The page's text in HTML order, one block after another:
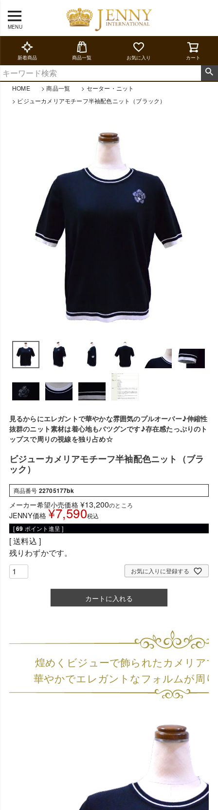
MENU
新着商品 商品一覧 お気に入り カート
HOME 商品一覧
セーター・ニット
ビジューカメリアモチーフ半袖配色ニット（ブラック）
見るからにエレガントで華やかな雰囲気のプルオーバー♪伸縮性
抜群のニット素材は着心地もバツグンです♪存在感たっぷりのト
ップスで周りの視線を独り占め☆
ビジューカメリアモチーフ半袖配色ニット（ブラ
ック）
商品番号 22705177bk
メーカー希望小売価格 ¥13,200のところ
JENNY価格 ¥7,590税込
[69 ポイント進呈 ]
送料込
残りわずかです。
お気に入りに登録する
カートに入れる
煌めくビジューで飾られたカメリア
華やかでエレガントなフォルムが周